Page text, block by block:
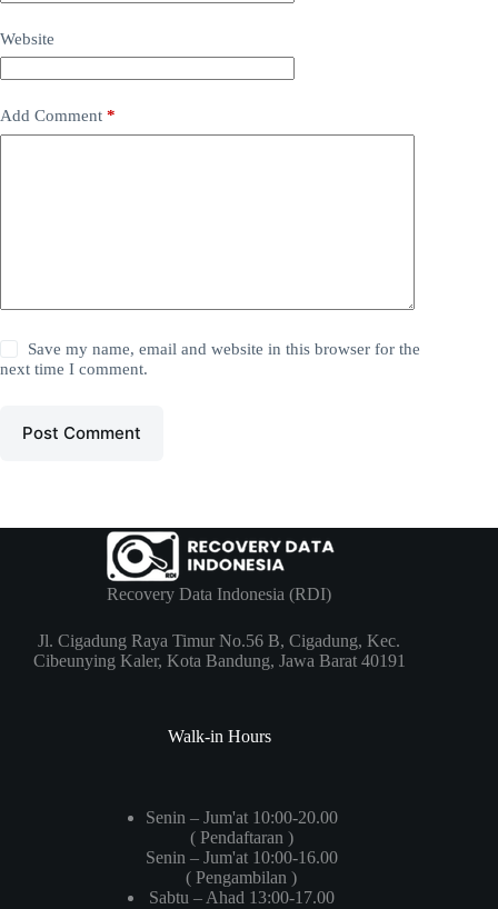
Website
Add Comment *
Save my name, email and website in this browser for the
next time I comment.
Post Comment
Recovery Data Indonesia (RDI)
Jl. Cigadung Raya Timur No.56 B, Cigadung, Kec.
Cibeunying Kaler, Kota Bandung, Jawa Barat 40191
Walk-in Hours
Senin – Jum'at 10:00-20.00
( Pendaftaran )
Senin – Jum'at 10:00-16.00
( Pengambilan )
Sabtu – Ahad 13:00-17.00